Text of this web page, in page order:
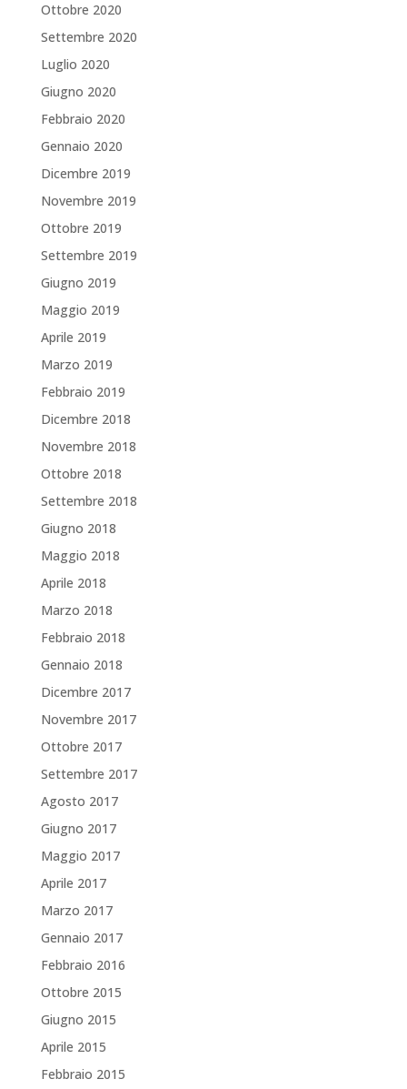
Ottobre 2020
Settembre 2020
Luglio 2020
Giugno 2020
Febbraio 2020
Gennaio 2020
Dicembre 2019
Novembre 2019
Ottobre 2019
Settembre 2019
Giugno 2019
Maggio 2019
Aprile 2019
Marzo 2019
Febbraio 2019
Dicembre 2018
Novembre 2018
Ottobre 2018
Settembre 2018
Giugno 2018
Maggio 2018
Aprile 2018
Marzo 2018
Febbraio 2018
Gennaio 2018
Dicembre 2017
Novembre 2017
Ottobre 2017
Settembre 2017
Agosto 2017
Giugno 2017
Maggio 2017
Aprile 2017
Marzo 2017
Gennaio 2017
Febbraio 2016
Ottobre 2015
Giugno 2015
Aprile 2015
Febbraio 2015